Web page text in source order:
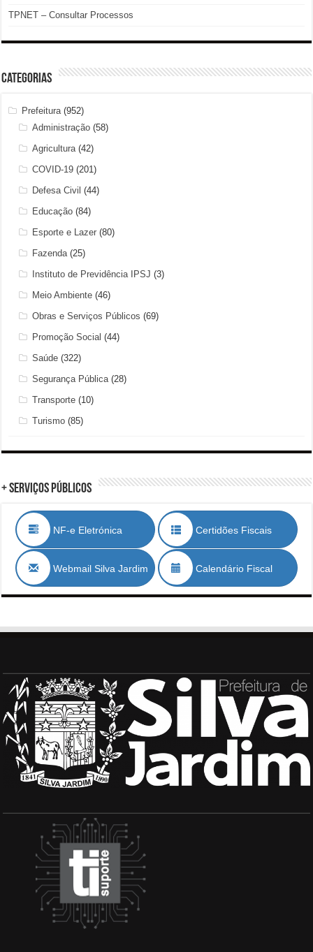
TPNET – Consultar Processos
Categorias
Prefeitura (952)
Administração (58)
Agricultura (42)
COVID-19 (201)
Defesa Civil (44)
Educação (84)
Esporte e Lazer (80)
Fazenda (25)
Instituto de Previdência IPSJ (3)
Meio Ambiente (46)
Obras e Serviços Públicos (69)
Promoção Social (44)
Saúde (322)
Segurança Pública (28)
Transporte (10)
Turismo (85)
+ Serviços Públicos
NF-e Eletrónica Certidões Fiscais
Webmail Silva Jardim Calendário Fiscal